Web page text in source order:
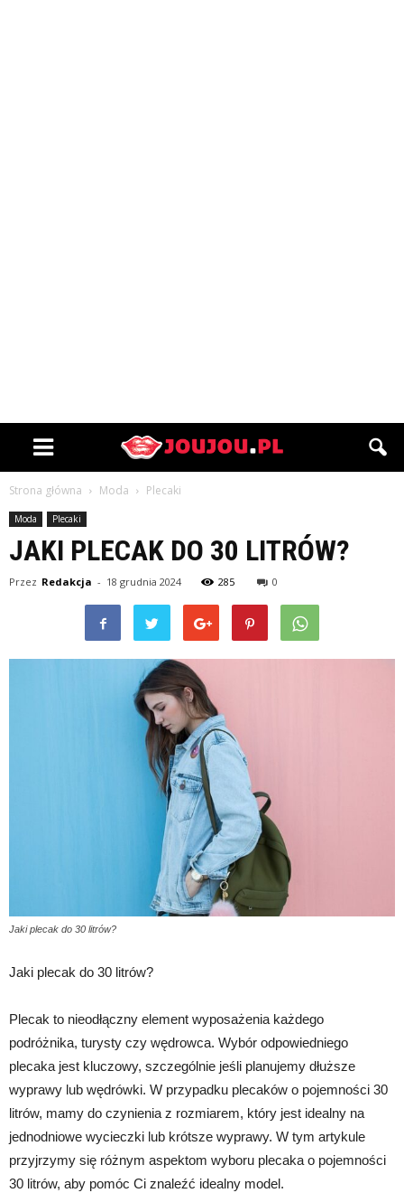
Strona główna Moda Plecaki
Moda Plecaki
JAKI PLECAK DO 30 LITRÓW?
Przez Redakcja - 18 grudnia 2024 285 0
Jaki plecak do 30 litrów?
Jaki plecak do 30 litrów?
Plecak to nieodłączny element wyposażenia każdego
podróżnika, turysty czy wędrowca. Wybór odpowiedniego
plecaka jest kluczowy, szczególnie jeśli planujemy dłuższe
wyprawy lub wędrówki. W przypadku plecaków o pojemności 30
litrów, mamy do czynienia z rozmiarem, który jest idealny na
jednodniowe wycieczki lub krótsze wyprawy. W tym artykule
przyjrzymy się różnym aspektom wyboru plecaka o pojemności
30 litrów, aby pomóc Ci znaleźć idealny model.